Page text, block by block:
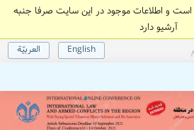
است و اطلاعات موجود در این سایت صرفا جنبه
آرشیو دارد
English العربیّة